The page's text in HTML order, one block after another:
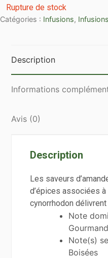
Rupture de stock
Catégories : Infusions,
Description
Informations
Avis (0)
Description
Les saveurs
d’épices associées à
cynorrhodon
Note
Note(s)
Boisées